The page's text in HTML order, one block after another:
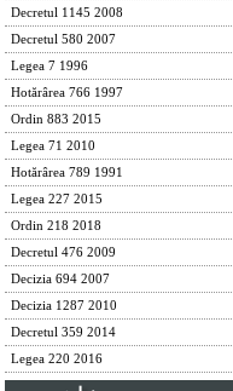
Decretul 1145 2008
Decretul 580 2007
Legea 7 1996
Hotărârea 766 1997
Ordin 883 2015
Legea 71 2010
Hotărârea 789 1991
Legea 227 2015
Ordin 218 2018
Decretul 476 2009
Decizia 694 2007
Decizia 1287 2010
Decretul 359 2014
Legea 220 2016